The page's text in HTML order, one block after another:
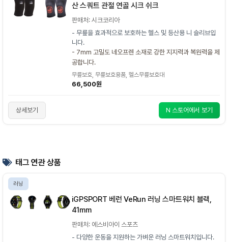
산 스쿼트 관절 연골 시크 쉬크
판매처: 시크코리아
- 무릎을 효과적으로 보호하는 헬스 및 등산용 니 슬리브입
니다.
- 7mm 고밀도 네오프렌 소재로 강한 지지력과 복원력을 제
공합니다.
무릎보호, 무릎보호용품, 헬스무릎보호대
66,500원
상세보기 N 스토어에서 보기
태그 연관 상품
러닝
iGPSPORT 베런 VeRun 러닝 스마트워치 블랙,
41mm
판매처: 에스비아이 스포츠
- 다양한 운동을 지원하는 가벼운 러닝 스마트워치입니다.